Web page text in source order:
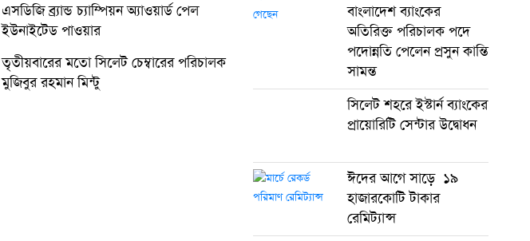
এসডিজি ব্র্যান্ড চ্যাম্পিয়ন অ্যাওয়ার্ড পেল
ইউনাইটেড পাওয়ার
তৃতীয়বারের মতো সিলেট চেম্বারের পরিচালক
মুজিবুর রহমান মিন্টু
বাংলাদেশ ব্যাংকের
অতিরিক্ত পরিচালক পদে
পদোন্নতি পেলেন প্রসুন কান্তি
সামন্ত
সিলেট শহরে ইস্টার্ন ব্যাংকের
প্রায়োরিটি সেন্টার উদ্বোধন
ঈদের আগে সাড়ে ১৯
হাজারকোটি টাকার
রেমিট্যান্স